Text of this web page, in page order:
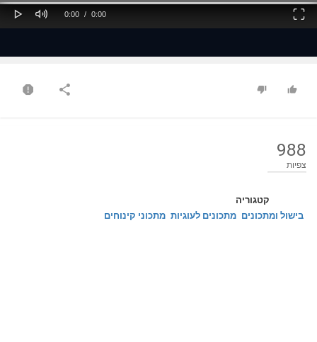
Play Mute
Current
0:00 /
Duration
0:00
Fullscreen
988
צפיות
קטגוריה
בישול ומתכונים מתכונים לעוגיות מתכוני קינוחים